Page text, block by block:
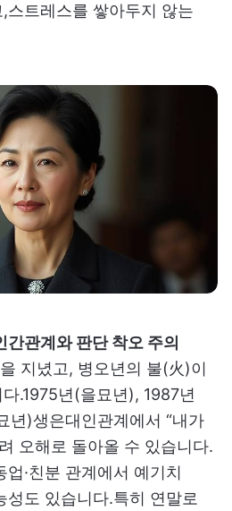
스트레스를 쌓아두지 않는
관계와 판단 착오 주의
지녔고, 병오년의 불(火)이
.1975년(을묘년), 1987년
년)생은대인관계에서 “내가
오해로 돌아올 수 있습니다.
·친분 관계에서 예기치
성도 있습니다.특히 연말로